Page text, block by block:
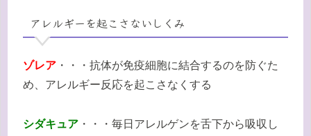
アレルギーを起こさないしくみ
ゾレア ・・・抗体が免疫細胞に結合するのを防ぐた
め、アレルギー反応を起こさなくする
シダキュア ・・・毎日アレルゲンを舌下から吸収し